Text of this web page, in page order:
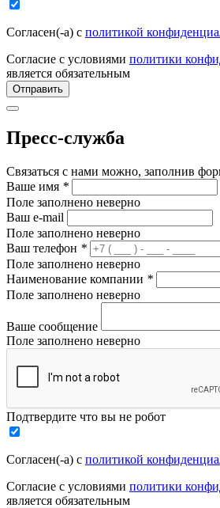
Согласен(-а) с политикой
Согласие с условиями политики
является обязательным
Отправить
Пресс-служба
Связаться с нами можно, заполнив
Ваше имя *
Поле заполнено неверно
Ваш e-mail
Поле заполнено неверно
Ваш телефон *
Поле заполнено неверно
Наименование компании *
Поле заполнено неверно
Ваше сообщение
Поле заполнено неверно
Подтвердите что вы не робот
Согласен(-а) с политикой
Согласие с условиями политики
является обязательным